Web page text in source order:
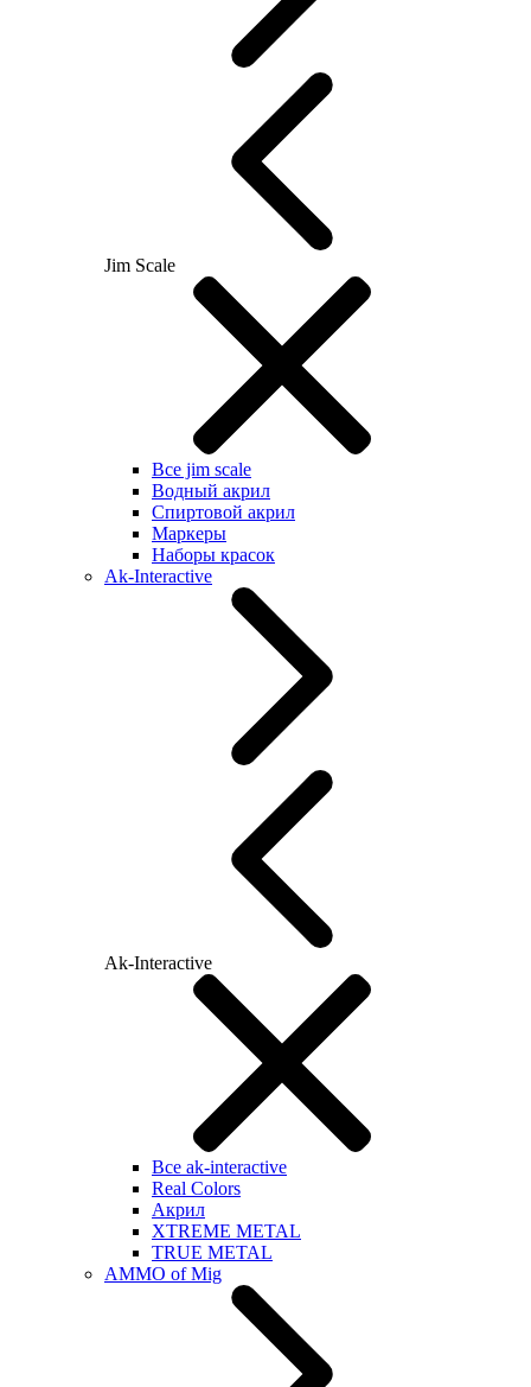
Jim Scale
Все jim scale
Водный акрил
Спиртовой акрил
Маркеры
Наборы красок
Ak-Interactive
Ak-Interactive
Все ak-interactive
Real Colors
Акрил
XTREME METAL
TRUE METAL
AMMO of Mig